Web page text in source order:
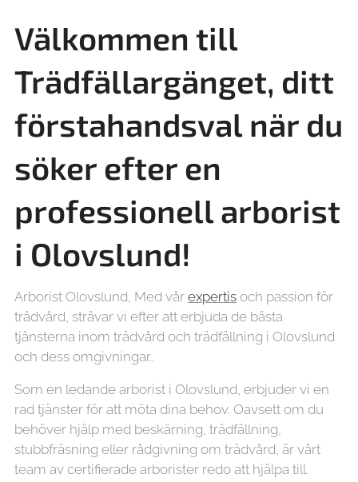
Välkommen till
Trädfällargänget, ditt
förstahandsval när du
söker efter en
professionell arborist
i Olovslund!
Arborist Olovslund, Med vår expertis och passion för
trädvård, strävar vi efter att erbjuda de bästa
tjänsterna inom trädvård och trädfällning i Olovslund
och dess omgivningar..
Som en ledande arborist i Olovslund, erbjuder vi en
rad tjänster för att möta dina behov. Oavsett om du
behöver hjälp med beskärning, trädfällning,
stubbfräsning eller rådgivning om trädvård, är vårt
team av certifierade arborister redo att hjälpa till.